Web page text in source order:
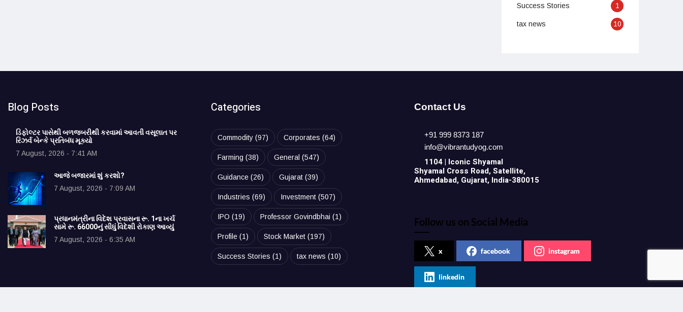
Success Stories 1
tax news 10
Blog Posts
ડિફોલ્ટર પાસેથી બળજબરીથી કરવામાં આવતી વસૂલાત પર
રિઝર્વ બેન્કે પ્રતિબંધ મૂક્યો
7 August, 2026 - 7:41 AM
આજે બજારમાં શું કરશો?
7 August, 2026 - 7:09 AM
પ્રધાનમંત્રીના વિદેશ પ્રવાસના રૂ. 1ના ખર્ચ
સામે રૂ. 66000નું સીધું વિદેશી રોકાણ આવ્યું
7 August, 2026 - 6:35 AM
Categories
Commodity(97) Corporates (64)
Farming (38) General (547)
Guidance(26) Gujarat(39)
Industries (69) Investment(507)
IPO (19) Professor Govindbhai (1)
Profile(1) Stock Market(197)
Success Stories (1) tax news (10)
Contact Us
+91 999 8373 187
info@vibrantudyog.com
1104 | Iconic Shyamal
Shyamal Cross Road, Satellite,
Ahmedabad, Gujarat, India-380015
Follow us on Social Media
x facebook instagram
linkedin